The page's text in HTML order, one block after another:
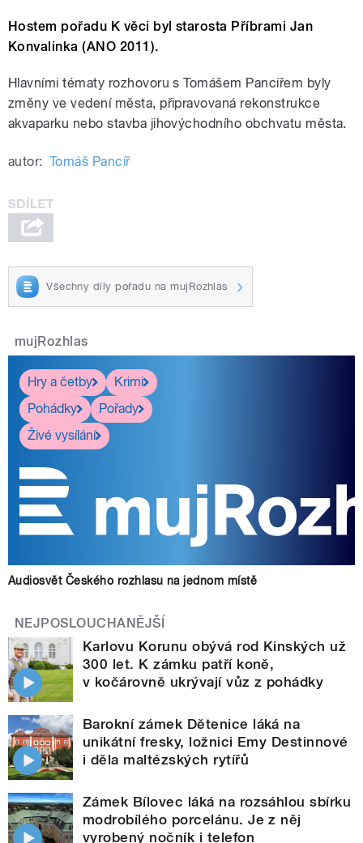
Hostem pořadu K věci byl starosta Příbrami Jan
Konvalinka (ANO 2011).
Hlavními tématy rozhovoru s Tomášem Pancířem byly
změny ve vedení města, připravovaná rekonstrukce
akvaparku nebo stavba jihovýchodního obchvatu města.
autor: Tomáš Pancíř
Všechny díly pořadu na mujRozhlas
mujRozhlas
Hry a četby
Krimi
Pohádky
Pořady
Živé vysílání
Audiosvět Českého rozhlasu na jednom místě
NEJPOSLOUCHANĚJŠÍ
Karlovu Korunu obývá rod Kinských už
300 let. K zámku patří koně,
v kočárovně ukrývají vůz z pohádky
Barokní zámek Dětenice láká na
unikátní fresky, ložnici Emy Destinnové
i děla maltézských rytířů
Zámek Bílovec láká na rozsáhlou sbírku
modrobílého porcelánu. Je z něj
vyrobený nočník i telefon